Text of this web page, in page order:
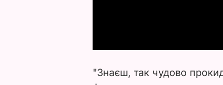
"Знаєш, так чудово